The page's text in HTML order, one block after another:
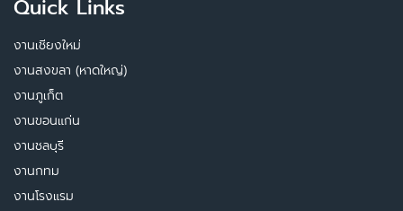
Quick Links
งานเชียงใหม่
งานสงขลา (หาดใหญ่)
งานภูเก็ต
งานขอนแก่น
งานชลบุรี
งานกทม
งานโรงแรม